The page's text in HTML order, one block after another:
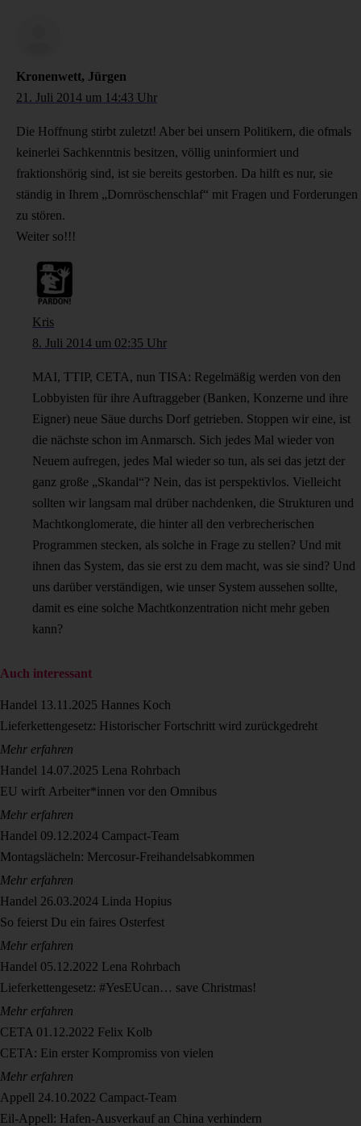
Kronenwett, Jürgen
21. Juli 2014 um 14:43 Uhr
Die Hoffnung stirbt zuletzt! Aber bei unsern Politikern, die ofmals
keinerlei Sachkenntnis besitzen, völlig uninformiert und
fraktionshörig sind, ist sie bereits gestorben. Da hilft es nur, sie
ständig in Ihrem „Dornröschenschlaf“ mit Fragen und Forderungen
zu stören.
Weiter so!!!
Kris
8. Juli 2014 um 02:35 Uhr
MAI, TTIP, CETA, nun TISA: Regelmäßig werden von den
Lobbyisten für ihre Auftraggeber (Banken, Konzerne und ihre
Eigner) neue Säue durchs Dorf getrieben. Stoppen wir eine, ist
die nächste schon im Anmarsch. Sich jedes Mal wieder von
Neuem aufregen, jedes Mal wieder so tun, als sei das jetzt der
ganz große „Skandal“? Nein, das ist perspektivlos. Vielleicht
sollten wir langsam mal drüber nachdenken, die Strukturen und
Machtkonglomerate, die hinter all den verbrecherischen
Programmen stecken, als solche in Frage zu stellen? Und mit
ihnen das System, das sie erst zu dem macht, was sie sind? Und
uns darüber verständigen, wie unser System aussehen sollte,
damit es eine solche Machtkonzentration nicht mehr geben
kann?
Auch interessant
Handel 13.11.2025 Hannes Koch
Lieferkettengesetz: Historischer Fortschritt wird zurückgedreht
Mehr erfahren
Handel 14.07.2025 Lena Rohrbach
EU wirft Arbeiter*innen vor den Omnibus
Mehr erfahren
Handel 09.12.2024 Campact-Team
Montagslächeln: Mercosur-Freihandelsabkommen
Mehr erfahren
Handel 26.03.2024 Linda Hopius
So feierst Du ein faires Osterfest
Mehr erfahren
Handel 05.12.2022 Lena Rohrbach
Lieferkettengesetz: #YesEUcan… save Christmas!
Mehr erfahren
CETA 01.12.2022 Felix Kolb
CETA: Ein erster Kompromiss von vielen
Mehr erfahren
Appell 24.10.2022 Campact-Team
Eil-Appell: Hafen-Ausverkauf an China verhindern